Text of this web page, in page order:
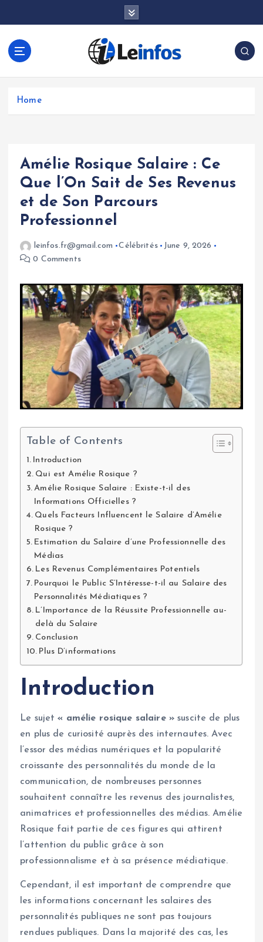
Home
Amélie Rosique Salaire : Ce
Que l’On Sait de Ses Revenus
et de Son Parcours
Professionnel
leinfos.fr@gmail.com Célébrités
June 9, 2026
0 Comments
Table of Contents
Introduction
Qui est Amélie Rosique ?
Amélie Rosique Salaire : Existe-t-il des
Informations Officielles ?
Quels Facteurs Influencent le Salaire d’Amélie
Rosique ?
Estimation du Salaire d’une Professionnelle des
Médias
Les Revenus Complémentaires Potentiels
Pourquoi le Public S’Intéresse-t-il au Salaire des
Personnalités Médiatiques ?
L’Importance de la Réussite Professionnelle au-
delà du Salaire
Conclusion
Plus D’informations
Introduction
Le sujet« amélie rosique salaire » suscite de plus
en plus de curiosité auprès des internautes. Avec
l’essor des médias numériques et la popularité
croissante des personnalités du monde de la
communication, de nombreuses personnes
souhaitent connaître les revenus des journalistes,
animatrices et professionnelles des médias. Amélie
Rosique fait partie de ces figures qui attirent
l’attention du public grâce à son
professionnalisme et à sa présence médiatique.
Cependant, il est important de comprendre que
les informations concernant les salaires des
personnalités publiques ne sont pas toujours
rendues publiques. Dans la majorité des cas, les